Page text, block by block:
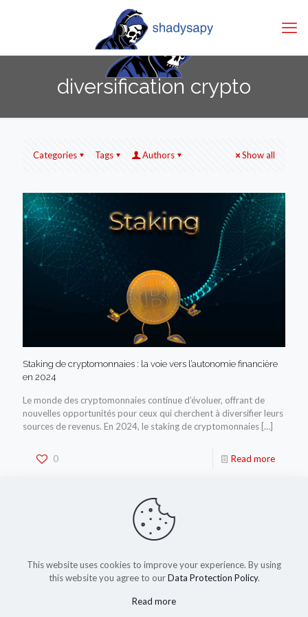
diversification crypto
Categories Tags Authors Show all
Staking de cryptomonnaies : la voie vers l’autonomie financière
en 2024
Le monde des cryptomonnaies continue d’évoluer, offrant de
nouvelles opportunités pour ceux qui cherchent à diversifier leurs
sources de revenus. En 2024, le staking de cryptomonnaies […]
0 Read more
This website uses cookies to improve your experience. By using
this website you agree to ourData Protection Policy.
Read more